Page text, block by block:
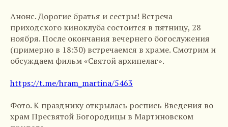
Анонс. Дорогие братья и сестры! Встреча
приходского киноклуба состоится в пятницу, 28
ноября. После окончания вечернего богослужения
(примерно в 18:30) встречаемся в храме. Смотрим и
обсуждаем фильм «Святой архипелаг».
https://t.me/hram_martina/5463
Фото. К празднику открылась роспись Введения во
храм Пресвятой Богородицы в Мартиновском